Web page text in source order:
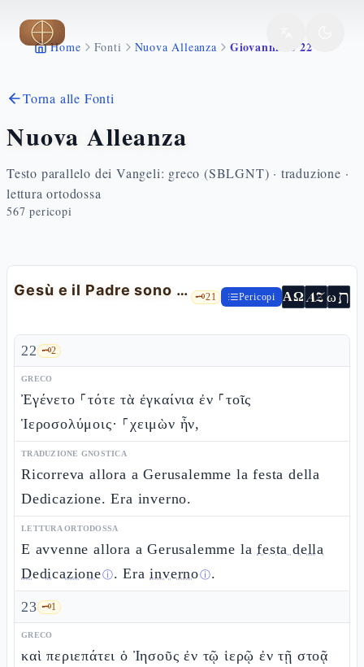
Vai al contenuto principale
Home Fonti Nuova Alleanza Giovanni 10 22 42
Torna alle Fonti
Nuova Alleanza
Testo parallelo dei Vangeli: greco (SBLGNT) · traduzione ·
lettura ortodossa
567 pericopi
Gesù e il Padre sono una cosa sola 🗝️21 Pericopi ΑΩ AZωת
22 🗝️2
GRECO
Ἐγένετο ⸀τότε τὰ ἐγκαίνια ἐν ⸀τοῖς
Ἱεροσολύμοις· ⸀χειμὼν ἦν,
TRADUZIONE GNOSTICA
Ricorreva allora a Gerusalemme la festa della
Dedicazione. Era inverno.
LETTURA ORTODOSSA
E avvenne allora a Gerusalemme lafesta della
Dedicazioneⓘ. Erainvernoⓘ.
23 🗝️1
GRECO
καὶ περιεπάτει ὁ Ἰησοῦς ἐν τῷ ἱερῷ ἐν τῇ στοᾷ